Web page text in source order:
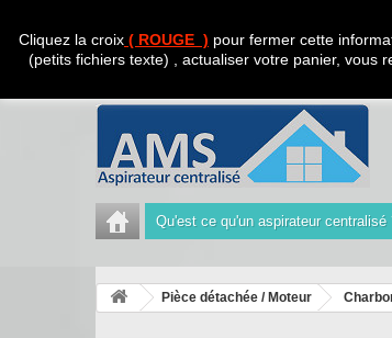
Cliquez la croix ( ROUGE ) pour fermer cette
(petits fichiers texte) , actualiser votre panier, vous
Appelez-nous au :Tél : 04 42 40 47 93 |
Qu'est ce qu'un aspirateur centralisé
Pièce détachée / Moteur